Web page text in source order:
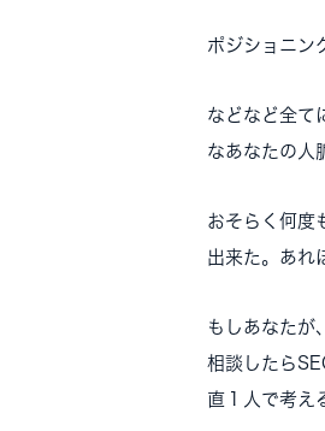
ポジショニン
などなど全て
なあなたの人
おそらく何度
出来た。あれ
もしあなたが
相談したら
直１人で考え